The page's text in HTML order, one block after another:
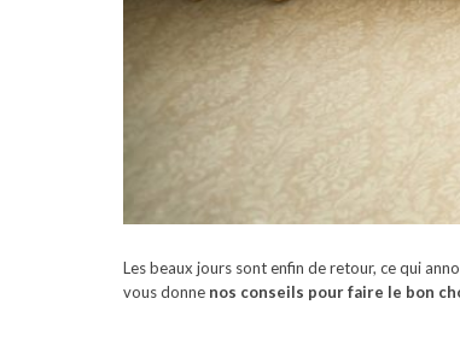
Les beaux jours sont enfin de retour, ce qui
vous donne nos conseils pour faire le bon